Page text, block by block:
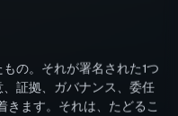
の。それが署名された1つ
証拠、ガバナンス、委任
きます。それは、たどるこ